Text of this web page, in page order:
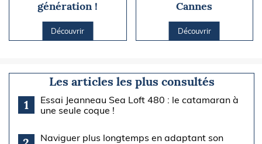
génération !
Découvrir
Cannes
Découvrir
Les articles les plus consultés
1
Essai Jeanneau Sea Loft 480 : le catamaran à
une seule coque !
Naviguer plus longtemps en adaptant son